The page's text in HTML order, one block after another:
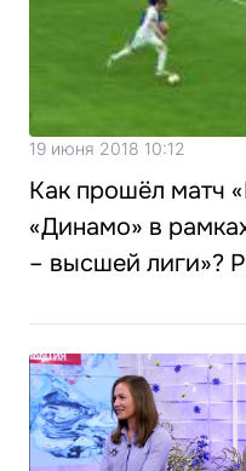
19 июня 2018 10:12
Как прошёл матч
«Динамо» в
– высшей лиги»?